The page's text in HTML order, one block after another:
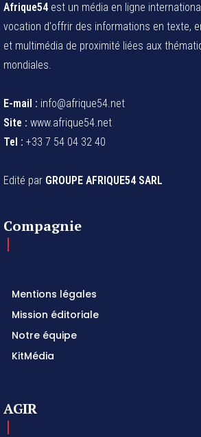
Afrique54 est un média en ligne
vocation d'offrir des informations en texte,
et multimédia de proximité liées aux
mondiales.
E-mail : info@afrique54.net
Site : www.afrique54.net
Tel : +33 7 54 04 32 40
Edité par GROUPE AFRIQUE54 SARL
Compagnie
Mentions légales
Mission éditoriale
Notre équipe
KitMédia
AGIR